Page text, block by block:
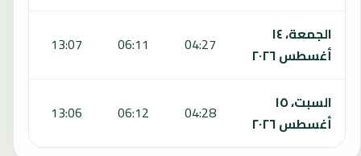
الجمعة، ١٤
أغسطس ٢٠٢٦
04:27
06:11
13:07
السبت، ١٥
أغسطس ٢٠٢٦
04:28
06:12
13:06